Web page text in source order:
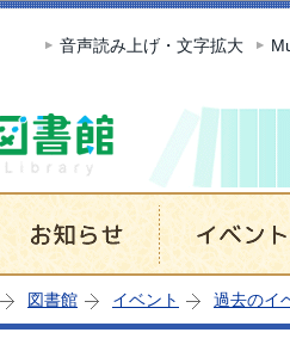
この
音声読み上げ・文字拡大
図書館 イベント 過去のイ